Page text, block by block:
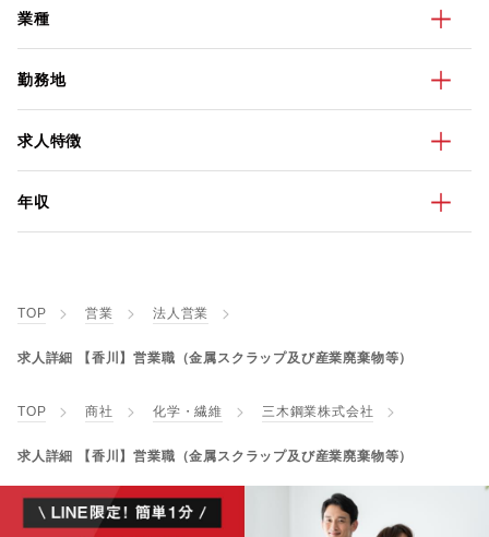
業種
勤務地
求人特徴
年収
TOP 営業 法人営業
求人詳細 【香川】営業職（金属スクラップ及び産業廃棄物等）
TOP 商社 化学・繊維 三木鋼業株式会社
求人詳細 【香川】営業職（金属スクラップ及び産業廃棄物等）